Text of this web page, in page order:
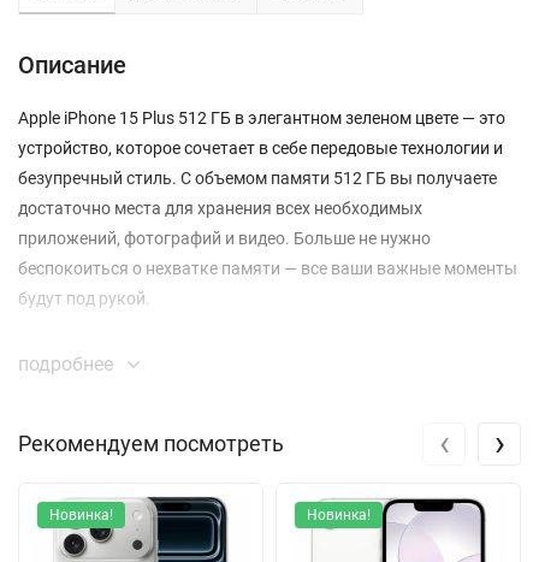
Описание
Apple iPhone 15 Plus 512 ГБ в элегантном зеленом цвете — это
устройство, которое сочетает в себе передовые технологии и
безупречный стиль. С объемом памяти 512 ГБ вы получаете
достаточно места для хранения всех необходимых
приложений, фотографий и видео. Больше не нужно
беспокоиться о нехватке памяти — все ваши важные моменты
будут под рукой.
Смартфон оснащен дисплеем с диагональю 6.7 дюймов и
технология и высокая яркость до 1200 кд/м² делают каждую
просмотре контента, а также его отличные углы обзора.
Камера iPhone 15 Plus — это настоящий шедевр технологий. С
подробнее
Рекомендуем посмотреть
Новинка! Новинка!
‹ ›